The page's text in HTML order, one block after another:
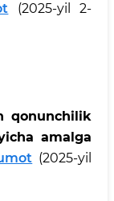
(2025-yil 2-
qonunchilik
amalga
(2025-yil